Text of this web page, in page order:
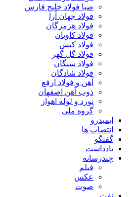
صبا فولاد خلیج فارس
فولاد جهان آرا
فولاد هرمزگان
فولاد کاویان
فولاد کیش
فولاد گل گهر
فولاد سنگان
فولاد شادگان
آهن و فولاد ارفع
ذوب آهن اصفهان
نورد و لوله اهواز
گروه ملی
ایمیدرو
انتصاب ها
گفتگو
یادداشت
چندرسانه
فیلم
عکس
صوت